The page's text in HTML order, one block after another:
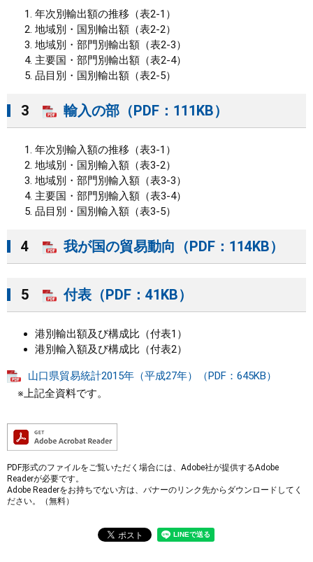
年次別輸出額の推移（表2-1）
地域別・国別輸出額（表2-2）
地域別・部門別輸出額（表2-3）
主要国・部門別輸出額（表2-4）
品目別・国別輸出額（表2-5）
3 輸入の部（PDF：111KB）
年次別輸入額の推移（表3-1）
地域別・国別輸入額（表3-2）
地域別・部門別輸入額（表3-3）
主要国・部門別輸入額（表3-4）
品目別・国別輸入額（表3-5）
4 我が国の貿易動向（PDF：114KB）
5 付表（PDF：41KB）
港別輸出額及び構成比（付表1）
港別輸入額及び構成比（付表2）
山口県貿易統計2015年（平成27年）（PDF：645KB）
※上記全資料です。
PDF形式のファイルをご覧いただく場合には、Adobe社が提供するAdobe
Readerが必要です。
Adobe Readerをお持ちでない方は、バナーのリンク先からダウンロードしてく
ださい。（無料）